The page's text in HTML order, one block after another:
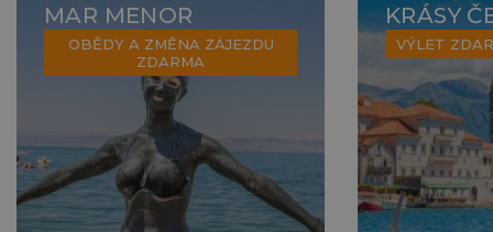
MAR MENOR
OBĚDY A ZMĚNA ZÁJEZDU
ZDARMA
KRÁSY
VÝLET